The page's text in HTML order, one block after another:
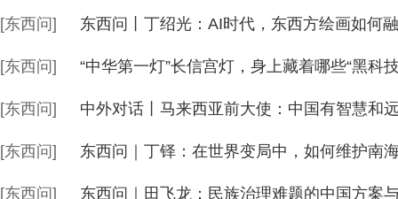
[东西问] 东西问丨丁绍光：AI时代，东西方绘画如何
[东西问] “中华第一灯”长信宫灯，身上藏着哪些“黑科
[东西问] 中外对话丨马来西亚前大使：中国有智慧和
[东西问] 东西问｜丁铎：在世界变局中，如何维护南
[东西问] 东西问｜田飞龙：民族治理难题的中国方案